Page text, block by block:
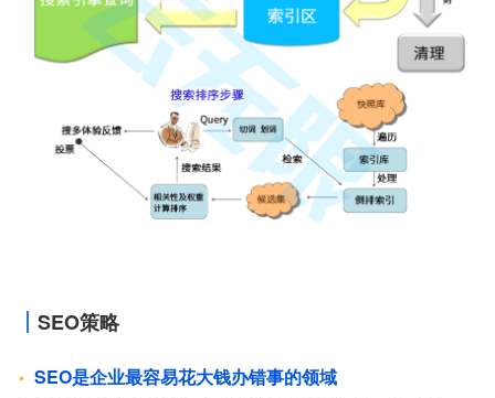
SEO策略
SEO是企业最容易花大钱办错事的领域